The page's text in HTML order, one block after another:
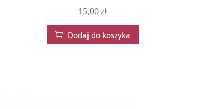
15,00zł
 Dodaj do koszyka